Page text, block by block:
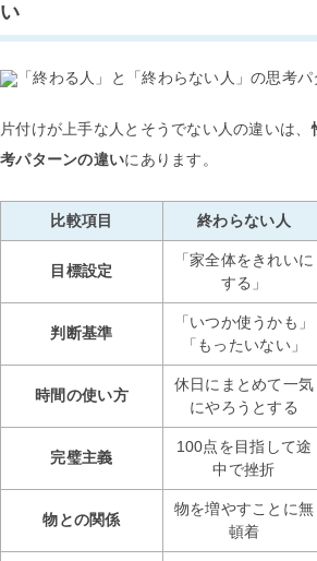
い
片付けが上手な人とそうでない人の違いは、
考パターンの違いにあります。
比較項目 終わらない人
目標設定
「家全体をきれいに
する」
判断基準
「いつか使うかも」
「もったいない」
時間の使い方
休日にまとめて一気
にやろうとする
完璧主義
100点を目指して途
中で挫折
物との関係
物を増やすことに無
頓着